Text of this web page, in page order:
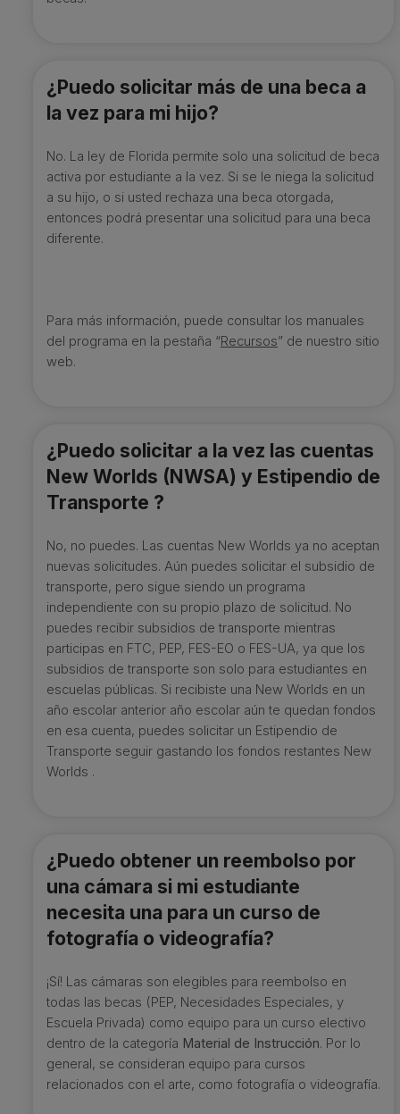
¿Puedo solicitar más de una beca a
la vez para mi hijo?
No. La ley de Florida permite solo una solicitud de beca
activa por estudiante a la vez. Si se le niega la solicitud
a su hijo, o si usted rechaza una beca otorgada,
entonces podrá presentar una solicitud para una beca
diferente.
Para más información, puede consultar los manuales
del programa en la pestaña “Recursos” de nuestro sitio
web.
¿Puedo solicitar a la vez las cuentas
New Worlds (NWSA) y Estipendio de
Transporte ?
No, no puedes. Las cuentas New Worlds ya no aceptan
nuevas solicitudes. Aún puedes solicitar el subsidio de
transporte, pero sigue siendo un programa
independiente con su propio plazo de solicitud. No
puedes recibir subsidios de transporte mientras
participas en FTC, PEP, FES-EO o FES-UA, ya que los
subsidios de transporte son solo para estudiantes en
escuelas públicas. Si recibiste una New Worlds en un
año escolar anterior año escolar aún te quedan fondos
en esa cuenta, puedes solicitar un Estipendio de
Transporte seguir gastando los fondos restantes New
Worlds .
¿Puedo obtener un reembolso por
una cámara si mi estudiante
necesita una para un curso de
fotografía o videografía?
¡Sí! Las cámaras son elegibles para reembolso en
todas las becas (PEP, Necesidades Especiales, y
Escuela Privada) como equipo para un curso electivo
dentro de la categoría Material de Instrucción. Por lo
general, se consideran equipo para cursos
relacionados con el arte, como fotografía o videografía.